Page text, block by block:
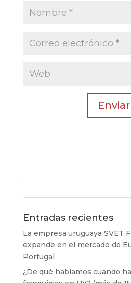
Entradas recientes
La empresa uruguaya SVET
expande en el mercado de
Portugal
¿De qué hablamos cuando